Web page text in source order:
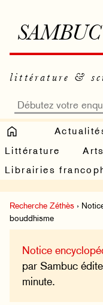
littérature &
Littérature
Arts
Librairies
Recherche Zéthès ›
bouddhisme
Notice
par Sambuc
minute.